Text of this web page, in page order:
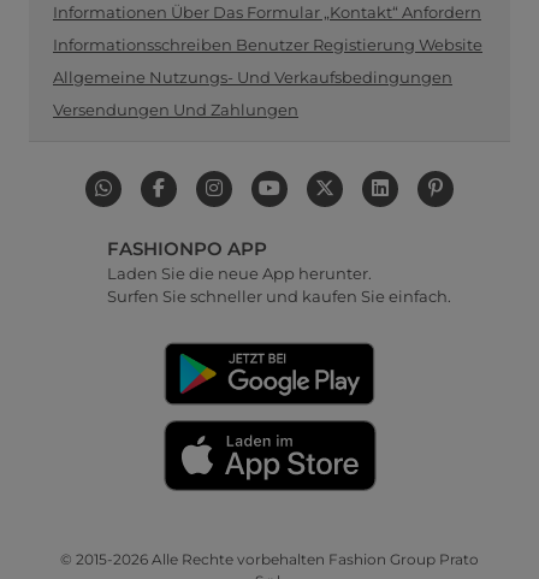
Informationen Über Das Formular „Kontakt“ Anfordern
Informationsschreiben Benutzer Registierung Website
Allgemeine Nutzungs- Und Verkaufsbedingungen
Versendungen Und Zahlungen
FASHIONPO APP
Laden Sie die neue App herunter.
Surfen Sie schneller und kaufen Sie einfach.
© 2015-2026 Alle Rechte vorbehalten Fashion Group Prato